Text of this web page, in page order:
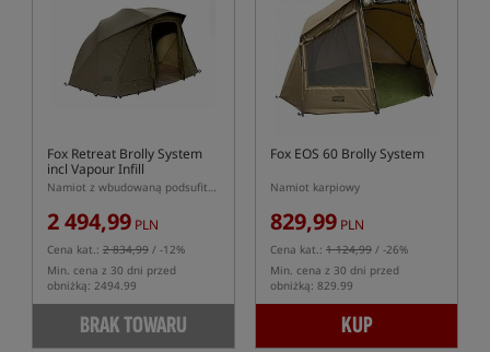
Fox Retreat Brolly System
incl Vapour Infill
Namiot z wbudowaną podsufitką Retreat Brolly System
2 494,99 PLN
Cena kat.: 2 834,99 / -12%
Min. cena z 30 dni przed
obniżką: 2494.99
BRAK TOWARU
Fox EOS 60 Brolly System
Namiot karpiowy
829,99 PLN
Cena kat.: 1 124,99 / -26%
Min. cena z 30 dni przed
obniżką: 829.99
KUP